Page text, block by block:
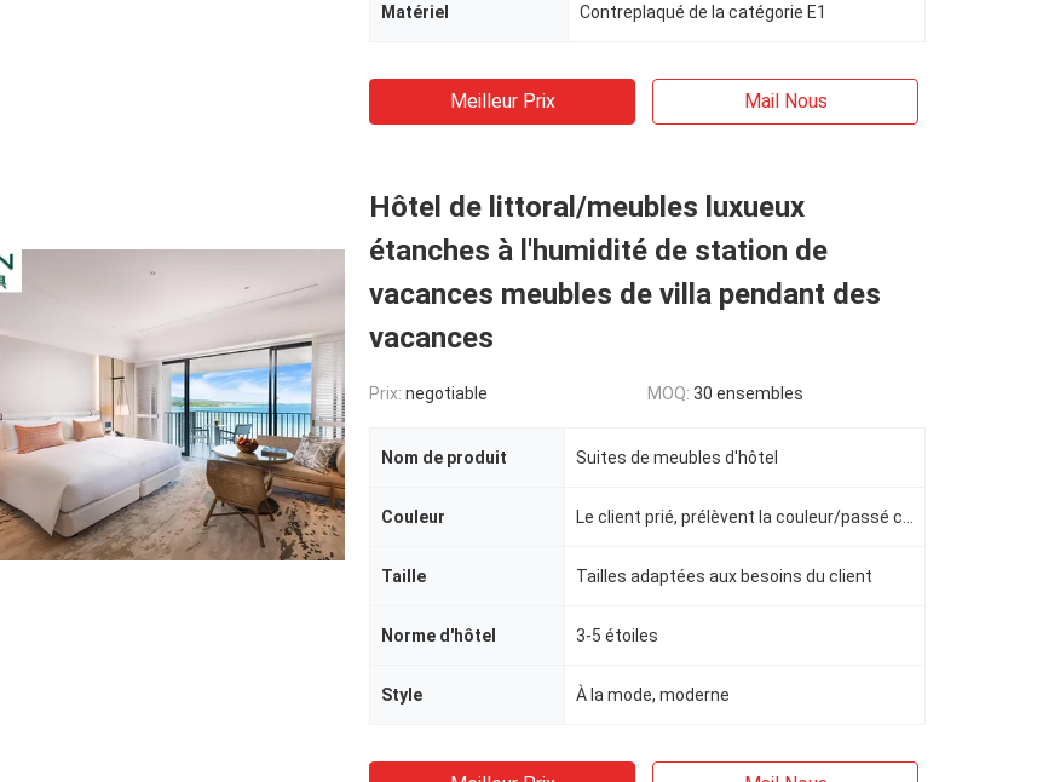
Matériel Contreplaqué de la catégorie E1
Meilleur Prix Mail Nous
Hôtel de littoral/meubles luxueux
étanches à l'humidité de station de
vacances meubles de villa pendant des
vacances
Prix: negotiable MOQ: 30 ensembles
Nom de produit Suites de meubles d'hôtel
Couleur
Taille Tailles adaptées aux besoins du client
Norme d'hôtel 3-5 étoiles
Style À la mode, moderne